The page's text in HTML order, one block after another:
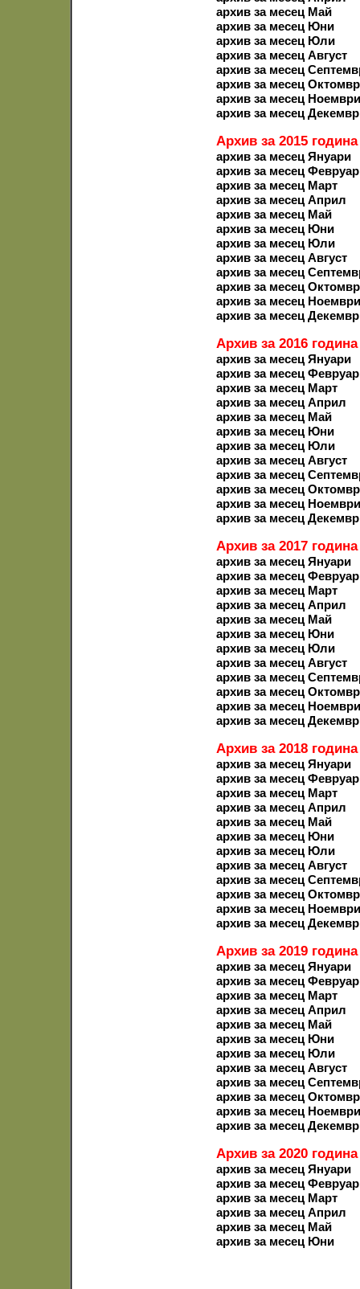
архив за месец Май
архив за месец Юни
архив за месец Юли
архив за месец Август
архив за месец
архив за месец
архив за месец Ноември
архив за месец
Архив за 2015 година
архив за месец Януари
архив за месец
архив за месец Март
архив за месец Април
архив за месец Май
архив за месец Юни
архив за месец Юли
архив за месец Август
архив за месец
архив за месец
архив за месец Ноември
архив за месец
Архив за 2016 година
архив за месец Януари
архив за месец
архив за месец Март
архив за месец Април
архив за месец Май
архив за месец Юни
архив за месец Юли
архив за месец Август
архив за месец
архив за месец
архив за месец Ноември
архив за месец
Архив за 2017 година
архив за месец Януари
архив за месец
архив за месец Март
архив за месец Април
архив за месец Май
архив за месец Юни
архив за месец Юли
архив за месец Август
архив за месец
архив за месец
архив за месец Ноември
архив за месец
Архив за 2018 година
архив за месец Януари
архив за месец
архив за месец Март
архив за месец Април
архив за месец Май
архив за месец Юни
архив за месец Юли
архив за месец Август
архив за месец
архив за месец
архив за месец Ноември
архив за месец
Архив за 2019 година
архив за месец Януари
архив за месец
архив за месец Март
архив за месец Април
архив за месец Май
архив за месец Юни
архив за месец Юли
архив за месец Август
архив за месец
архив за месец
архив за месец Ноември
архив за месец
Архив за 2020 година
архив за месец Януари
архив за месец
архив за месец Март
архив за месец Април
архив за месец Май
архив за месец Юни